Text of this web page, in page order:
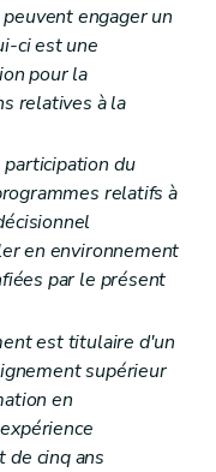
de bassin hydrographique
et de développement de la nature
l'environnement
et principes
engager un
ci est une
pour la
relatives à la
participation du
relatifs à
en environnement
par le présent
est titulaire d'un
supérieur
en
cinq ans